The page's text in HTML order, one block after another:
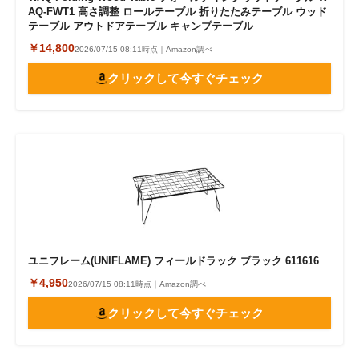
AQ-FWT1 高さ調整 ロールテーブル 折りたたみテーブル ウッド
テーブル アウトドアテーブル キャンプテーブル
￥14,8002026/07/15 08:11時点｜Amazon調べ
クリックして今すぐチェック
ユニフレーム(UNIFLAME) フィールドラック ブラック 611616
￥4,9502026/07/15 08:11時点｜Amazon調べ
クリックして今すぐチェック